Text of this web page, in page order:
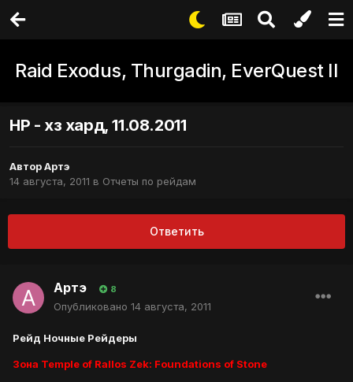
Raid Exodus, Thurgadin, EverQuest II
НР - хз хард, 11.08.2011
АвторАртэ
14 августа, 2011 в Отчеты по рейдам
Ответить
Артэ 8
Опубликовано 14 августа, 2011
Рейд Ночные Рейдеры
Зона Temple of Rallos Zek: Foundations of Stone